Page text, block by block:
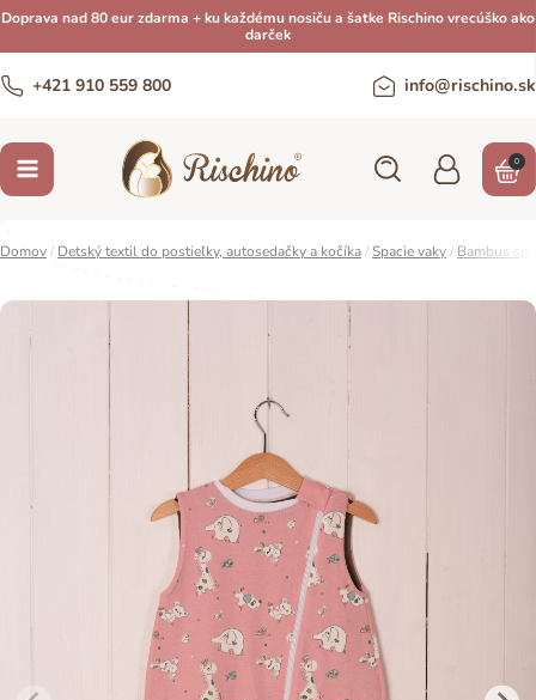
Doprava nad 80 eur zdarma + ku každému nosiču a šatke Rischino vrecúško ako
darček
+421 910 559 800 info@rischino.sk
0
Domov/ Detský textil do postieľky, autosedačky a kočíka/ Spacie vaky/ Bambus